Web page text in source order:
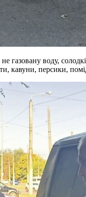
воду, солодкі
кавуни, персики,